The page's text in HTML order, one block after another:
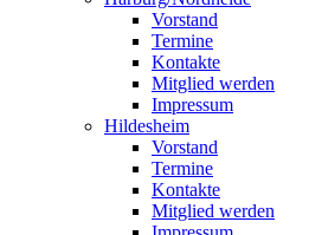
Vorstand
Termine
Kontakte
Mitglied werden
Impressum
Hildesheim
Vorstand
Termine
Kontakte
Mitglied werden